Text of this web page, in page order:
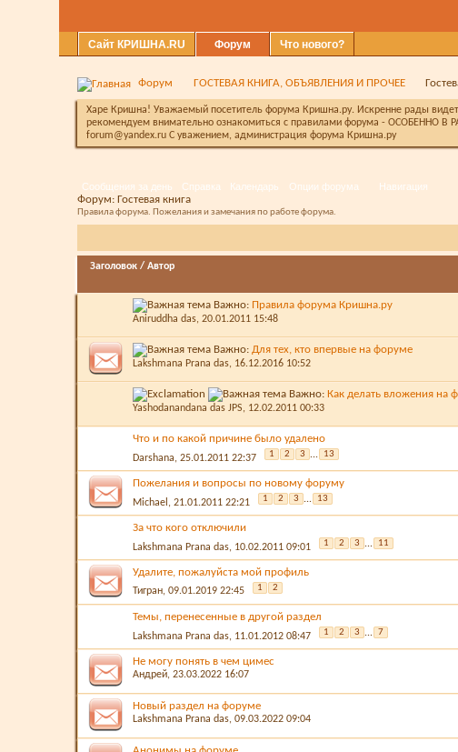
Сайт КРИШНА.RU Форум
Сообщения за день Справка Календарь Опции форума Навигация
Что нового?
Форум ГОСТЕВАЯ КНИГА, ОБЪЯВЛЕНИЯ И ПРОЧЕЕ
Харе Кришна! Уважаемый посетитель форума Кришна.ру. Искренне рады
рекомендуем внимательно ознакомиться с правилами форума - ОСОБЕННО В
forum@yandex.ru С уважением, администрация форума Кришна.ру
Форум: Гостевая книга
Правила форума. Пожелания и замечания по работе форума.
Заголовок / Автор
Важно: Правила форума Кришна.ру
Aniruddha das, 20.01.2011 15:48
Важно: Для тех, кто впервые на форуме
Lakshmana Prana das, 16.12.2016 10:52
Важно: Как делать вложения на
Yashodanandana das JPS, 12.02.2011 00:33
Что и по какой причине было удалено
Darshana, 25.01.2011 22:37 1 2 3 ... 13
Пожелания и вопросы по новому форуму
Michael , 21.01.2011 22:21 1 2 3 ... 13
За что кого отключили
Lakshmana Prana das, 10.02.2011 09:01 1 2 3 ... 11
Удалите, пожалуйста мой профиль
Тигран, 09.01.2019 22:45 1 2
Темы, перенесенные в другой раздел
Lakshmana Prana das, 11.01.2012 08:47 1 2 3 ... 7
Не могу понять в чем цимес
Aндрей, 23.03.2022 16:07
Новый раздел на форуме
Lakshmana Prana das, 09.03.2022 09:04